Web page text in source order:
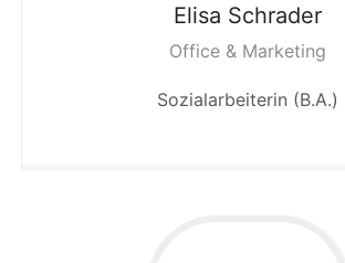
Elisa Schrader
Office & Marketing
Sozialarbeiterin (B.A.)